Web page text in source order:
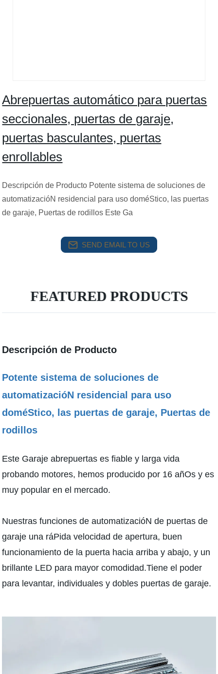
Abrepuertas automático para puertas
seccionales, puertas de garaje,
puertas basculantes, puertas
enrollables
Descripción de Producto Potente sistema de soluciones de
automatizacióN residencial para uso doméStico, las puertas
de garaje, Puertas de rodillos Este Ga
SEND EMAIL TO US
FEATURED PRODUCTS
Descripción de Producto
Potente sistema de soluciones de
automatizacióN residencial para uso
doméStico, las puertas de garaje, Puertas de
rodillos
Este Garaje abrepuertas es fiable y larga vida
probando motores, hemos producido por 16 añOs y es
muy popular en el mercado.
Nuestras funciones de automatizacióN de puertas de
garaje una ráPida velocidad de apertura, buen
funcionamiento de la puerta hacia arriba y abajo, y un
brillante LED para mayor comodidad.Tiene el poder
para levantar, individuales y dobles puertas de garaje.